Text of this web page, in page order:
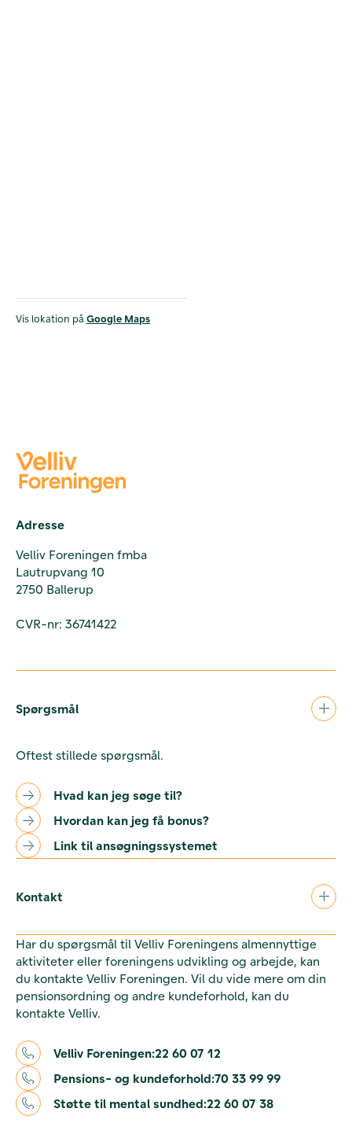
Vis lokation på Google Maps
Adresse
Velliv Foreningen fmba
Lautrupvang 10
2750 Ballerup
CVR-nr: 36741422
Spørgsmål
Oftest stillede spørgsmål.
Hvad kan jeg søge til?
Hvordan kan jeg få bonus?
Link til ansøgningssystemet
Kontakt
Har du spørgsmål til Velliv Foreningens almennyttige
aktiviteter eller foreningens udvikling og arbejde, kan
du kontakte Velliv Foreningen. Vil du vide mere om din
pensionsordning og andre kundeforhold, kan du
kontakte Velliv.
Velliv Foreningen:22 60 07 12
Pensions- og kundeforhold:70 33 99 99
Støtte til mental sundhed:22 60 07 38